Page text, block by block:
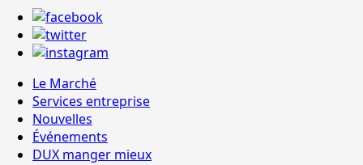
Le Marché
Services entreprise
Nouvelles
Événements
DUX manger mieux